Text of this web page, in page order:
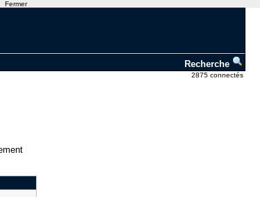
Recherche
2875 connectés
Fermer